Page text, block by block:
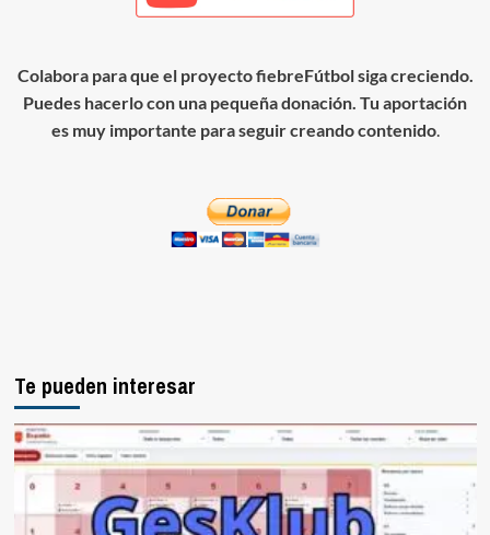
Colabora para que el proyecto fiebreFútbol siga creciendo.
Puedes hacerlo con una pequeña donación. Tu aportación
es muy importante para seguir creando contenido.
Te pueden interesar